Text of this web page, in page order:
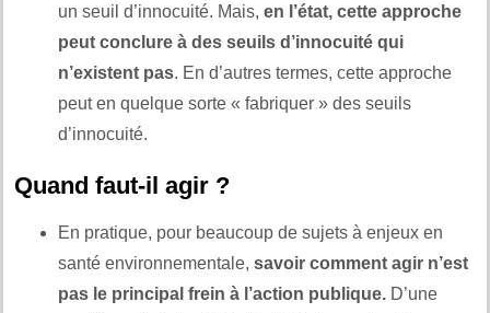
un seuil d’innocuité. Mais, en l’état, cette approche
peut conclure à des seuils d’innocuité qui
n’existent pas. En d’autres termes, cette approche
peut en quelque sorte « fabriquer » des seuils
d’innocuité.
Quand faut-il agir ?
En pratique, pour beaucoup de sujets à enjeux en
santé environnementale, savoir comment agir n’est
pas le principal frein à l’action publique. D’une